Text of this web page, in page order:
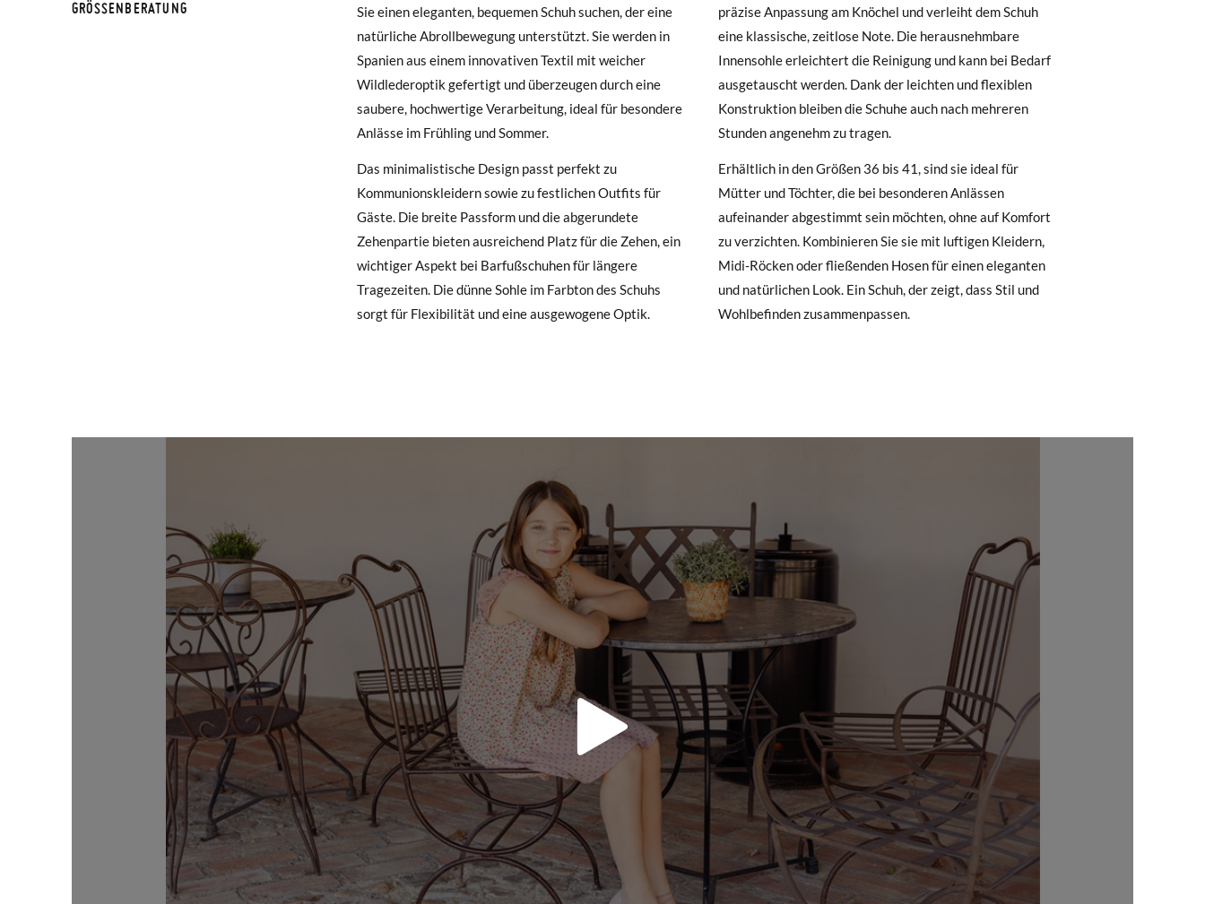
Sie einen eleganten, bequemen Schuh suchen, der eine
natürliche Abrollbewegung unterstützt. Sie werden in
Spanien aus einem innovativen Textil mit weicher
Wildlederoptik gefertigt und überzeugen durch eine
saubere, hochwertige Verarbeitung, ideal für besondere
Anlässe im Frühling und Sommer.
Das minimalistische Design passt perfekt zu
Kommunionskleidern sowie zu festlichen Outfits für
Gäste. Die breite Passform und die abgerundete
Zehenpartie bieten ausreichend Platz für die Zehen, ein
wichtiger Aspekt bei Barfußschuhen für längere
Tragezeiten. Die dünne Sohle im Farbton des Schuhs
sorgt für Flexibilität und eine ausgewogene Optik.
präzise Anpassung am Knöchel und verleiht dem Schuh
eine klassische, zeitlose Note. Die herausnehmbare
Innensohle erleichtert die Reinigung und kann bei Bedarf
ausgetauscht werden. Dank der leichten und flexiblen
Konstruktion bleiben die Schuhe auch nach mehreren
Stunden angenehm zu tragen.
Erhältlich in den Größen 36 bis 41, sind sie ideal für
Mütter und Töchter, die bei besonderen Anlässen
aufeinander abgestimmt sein möchten, ohne auf Komfort
zu verzichten. Kombinieren Sie sie mit luftigen Kleidern,
Midi-Röcken oder fließenden Hosen für einen eleganten
und natürlichen Look. Ein Schuh, der zeigt, dass Stil und
Wohlbefinden zusammenpassen.
Falls Ihre Schuhe ankommen und nicht ganz Ihren Vorstellungen entsprechen, können Sie ganz einfach eine kostenlose
Rücksendung beantragen.
Wenn Sie ein Kundenkonto haben, loggen Sie sich einfach ein, um den Vorgang zu starten. Wenn Sie als Gast bestellt
haben, besuchen Sie bitte unsere
und geben Sie Ihre Bestellnummer sowie die beim Kauf verwendete E-
GRÖSSENBERATUNG